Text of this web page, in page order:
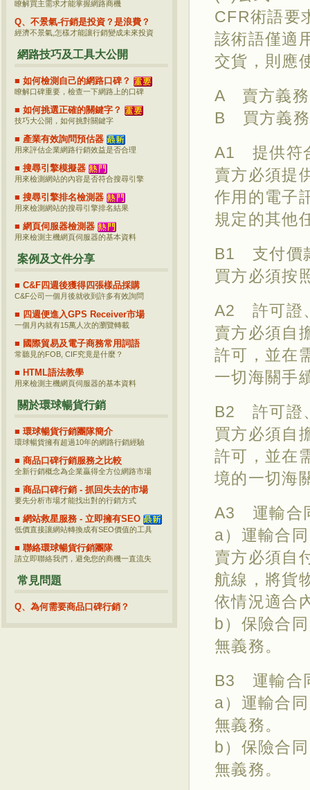
CFR術語要
該術語僅適
交貨，則應
A 賣方義務
B 買方義務
A1 提供符
賣方必須提
作用的電子
規定的其他
B1 支付價
買方必須按
A2 許可證
賣方必須自
許可，並在
一切海關手
B2 許可證
買方必須自
許可，並在
境的一切海
A3 運輸合
a）運輸合同
賣方必須自
航線，將貨
依情況適合
b）保險合同
無義務。
B3 運輸合
a）運輸合同
無義務。
b）保險合同
無義務。
瞭解買主需求才能掌握網路商機
Q、不景氣-行銷是投資？是浪費？
經濟不景氣,怎樣才能讓行銷變成未來投資
網路技巧及工具大公開
■ 如何檢測自己的網路口碑？
瞭解口碑重要，檢查一下網路上的口碑
■ 如何挑選正確的關鍵字？
技巧大公開，如何挑對關鍵字
■ 產業有效詢問預估器
用來評估企業網路行銷效益是否合理
■ 搜尋引擎模擬器
用來檢測網站的內容是否符合搜尋引擎
■ 搜尋引擎排名檢測器
用來檢測網站的搜尋引擎排名結果
■ 網頁伺服器檢測器
用來檢測主機網頁伺服器的基本資料
案例及文件分享
■ C&F四週後獲得四張樣品採購
C&F公司一個月後就收到許多有效詢問
■ 四週便進入GPS Receiver市場
一個月內就有15萬人次的瀏覽轉載
■ 國際貿易及電子商務常用詞語
常聽見的FOB, CIF究竟是什麼？
■ HTML語法教學
用來檢測主機網頁伺服器的基本資料
關於環球暢貨行銷
■ 環球暢貨行銷團隊簡介
環球暢貨擁有超過10年的網路行銷經驗
■ 商品口碑行銷服務之比較
全新行銷概念為企業贏得全方位網路市場
■ 商品口碑行銷 - 抓回失去的市場
要先分析市場才能找出對的行銷方式
■ 網站救星服務 - 立即擁有SEO
低價直接讓網站轉換成有SEO價值的工具
■ 聯絡環球暢貨行銷團隊
請立即聯絡我們，避免您的商機一直流失
常見問題
Q、為何需要商品口碑行銷？